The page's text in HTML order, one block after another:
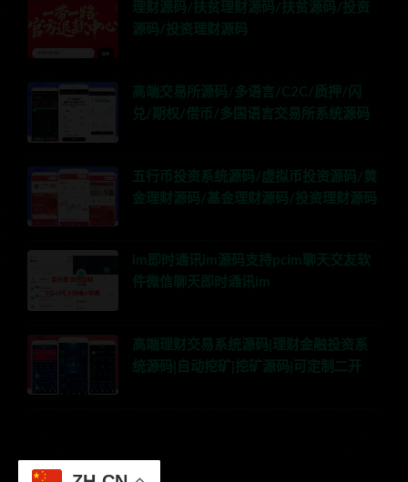
理财源码/扶贫理财源码/扶贫源码/投资
源码/投资理财源码
高端交易所源码/多语言/C2C/质押/闪
兑/期权/借币/多国语言交易所系统源码
五行币投资系统源码/虚拟币投资源码/黄
金理财源码/基金理财源码/投资理财源码
im即时通讯im源码支持pcim聊天交友软
件微信聊天即时通讯im
高端理财交易系统源码|理财金融投资系
统源码|自动挖矿|挖矿源码|可定制二开